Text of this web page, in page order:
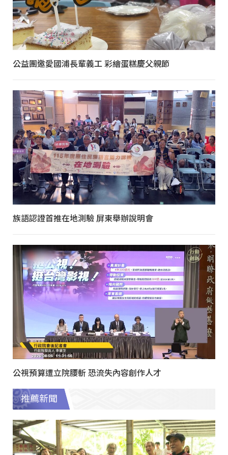
公益團邀愛國浦長輩義工 彩繪蛋糕慶父親節
族語認證首推在地測驗 屏東舉辦說明會
公視預算遭立院腰斬 恐流失內容創作人才
推薦新聞